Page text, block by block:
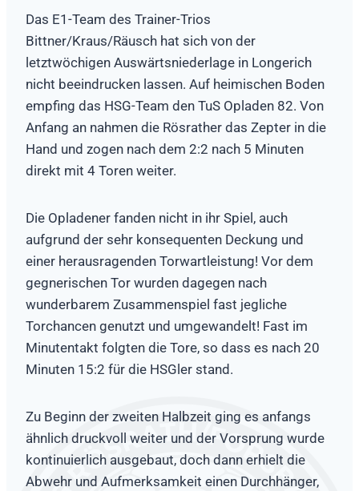
Das E1-Team des Trainer-Trios
Bittner/Kraus/Räusch hat sich von der
letztwöchigen Auswärtsniederlage in Longerich
nicht beeindrucken lassen. Auf heimischen Boden
empfing das HSG-Team den TuS Opladen 82. Von
Anfang an nahmen die Rösrather das Zepter in die
Hand und zogen nach dem 2:2 nach 5 Minuten
direkt mit 4 Toren weiter.
Die Opladener fanden nicht in ihr Spiel, auch
aufgrund der sehr konsequenten Deckung und
einer herausragenden Torwartleistung! Vor dem
gegnerischen Tor wurden dagegen nach
wunderbarem Zusammenspiel fast jegliche
Torchancen genutzt und umgewandelt! Fast im
Minutentakt folgten die Tore, so dass es nach 20
Minuten 15:2 für die HSGler stand.
Zu Beginn der zweiten Halbzeit ging es anfangs
ähnlich druckvoll weiter und der Vorsprung wurde
kontinuierlich ausgebaut, doch dann erhielt die
Abwehr und Aufmerksamkeit einen Durchhänger,